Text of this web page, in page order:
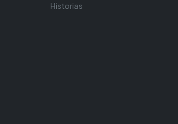
Historias